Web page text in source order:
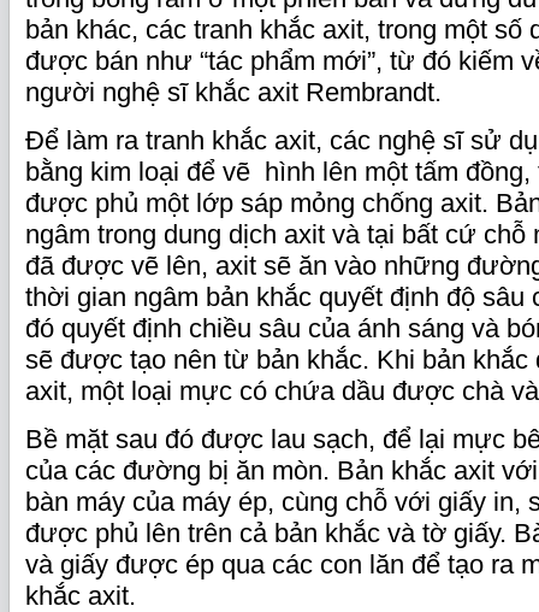
bản khác, các tranh khắc axit, trong một số
được bán như “tác phẩm mới”, từ đó kiếm
người nghệ sĩ khắc axit Rembrandt.
Để làm ra tranh khắc axit, các nghệ sĩ sử
bằng kim loại để vẽ hình lên một tấm đồng,
được phủ một lớp sáp mỏng chống axit.
ngâm trong dung dịch axit và tại bất cứ chỗ
đã được vẽ lên, axit sẽ ăn vào những
thời gian ngâm bản khắc quyết định độ sâu
đó quyết định chiều sâu của ánh sáng và
sẽ được tạo nên từ bản khắc. Khi bản
axit, một loại mực có chứa dầu được chà
Bề mặt sau đó được lau sạch, để lại mực
của các đường bị ăn mòn. Bản khắc axit
bàn máy của máy ép, cùng chỗ với giấy in,
được phủ lên trên cả bản khắc và tờ giấy.
và giấy được ép qua các con lăn để tạo ra
khắc axit.